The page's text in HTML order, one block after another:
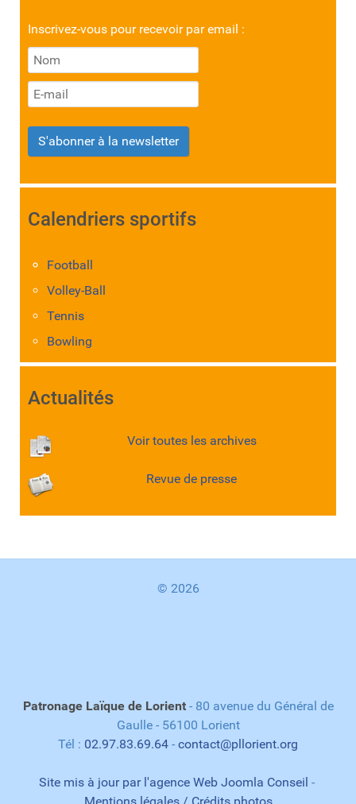
Inscrivez-vous pour recevoir par email :
S'abonner à la newsletter
Calendriers sportifs
Football
Volley-Ball
Tennis
Bowling
Actualités
Voir toutes les archives
Revue de presse
© 2026
Patronage Laïque de Lorient - 80 avenue du Général de
Gaulle - 56100 Lorient
Tél : 02.97.83.69.64 - contact@pllorient.org
Site mis à jour par l'agence Web Joomla Conseil -